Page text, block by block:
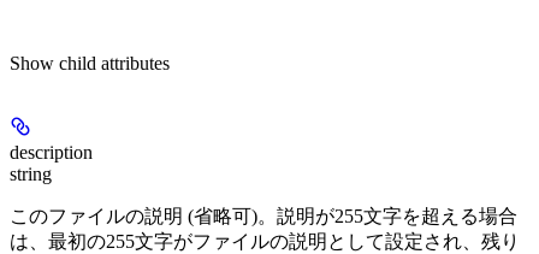
Show child attributes
description
string
このファイルの説明 (省略可)。説明が255文字を超える場合
は、最初の255文字がファイルの説明として設定され、残り